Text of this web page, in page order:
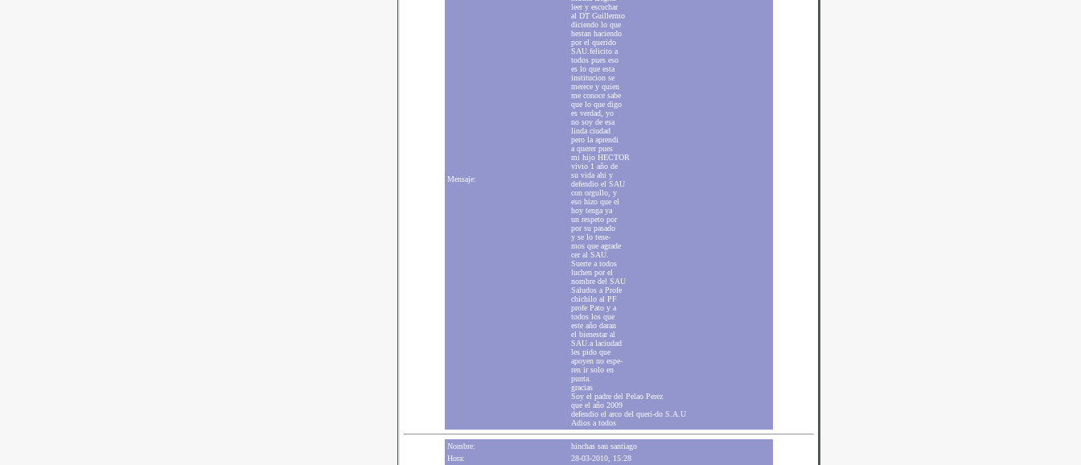
Mensaje:
leer y escuchar
al DT Guillermo
diciendo lo que
hestan haciendo
por el querido
SAU.felicito a
todos pues eso
es lo que esta
institucion se
merece y quien
me conoce sabe
que lo que digo
es verdad, yo
no soy de esa
linda ciudad
pero la aprendi
a querer pues
mi hijo HECTOR
vivio 1 año de
su vida ahi y
defendio el SAU
con orgullo, y
eso hizo que el
hoy tenga ya
un respeto por
por su pasado
y se lo tene-
mos que agrade
cer al SAU.
Suerte a todos
luchen por el
nombre del SAU
Saludos a Profe
chichilo al PF
profe Pato y a
todos los que
este año daran
el bienestar al
SAU.a laciudad
les pido que
apoyen no espe-
ren ir solo en
punta.
gracias
Soy el padre del Pelao Perez
que el año 2009
defendio el arco del queri-do S.A.U
Adios a todos
Nombre:
hinchas sau santiago
Hora:
28-03-2010, 15:28